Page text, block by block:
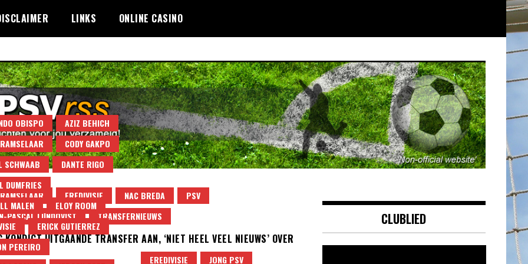
LINKS ONLINE CASINO
EREDIVISIE NAC BREDA
PSV
PASCAL LUNDQVIST
TRANSFERNIEUWS
KONDIGT UITGAANDE TRANSFER AAN, ‘NIET HEEL VEEL NIEUWS’ OVER
EREDIVISIE
JONG PSV
OBISPO
AZIZ BEHICH
CODY GAKPO
SCHWAAB
DANTE RIGO
DUMFRIES
MALEN
ELOY ROOM
ERICK GUTIERREZ
PEREIRO
CLUBLIED